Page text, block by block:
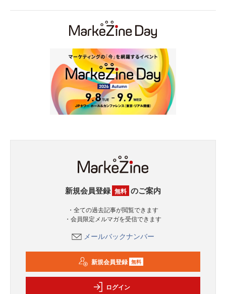
新規会員登録 無料 のご案内
・全ての過去記事が閲覧できます
・会員限定メルマガを受信できます
メールバックナンバー
新規会員登録 無料
ログイン